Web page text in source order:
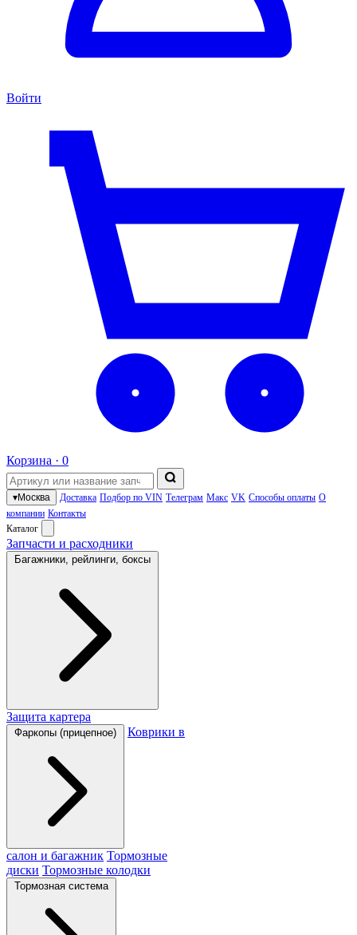
Войти
Корзина · 0
▾Москва Доставка Подбор по VIN Телеграм Макс VK Способы оплаты О
компании Контакты
Каталог
Запчасти и расходники
Багажники, рейлинги, боксы
Защита картера
Фаркопы (прицепное) Коврики в
салон и багажник Тормозные
диски Тормозные колодки
Тормозная система